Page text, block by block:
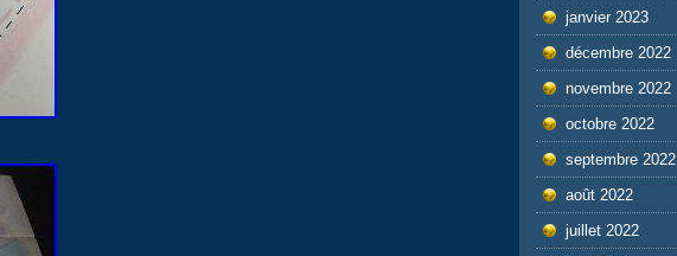
janvier 2023
décembre 2022
novembre 2022
octobre 2022
septembre 2022
août 2022
juillet 2022